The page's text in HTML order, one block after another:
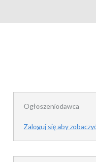
Ogłoszeniodawca
Zaloguj się aby